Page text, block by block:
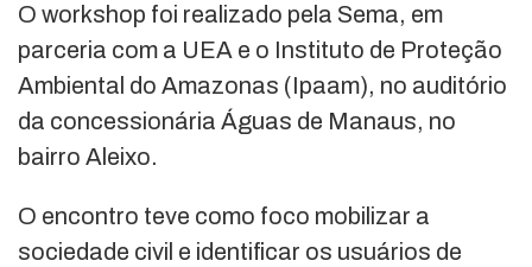
O workshop foi realizado pela Sema, em
parceria com a UEA e o Instituto de Proteção
Ambiental do Amazonas (Ipaam), no auditório
da concessionária Águas de Manaus, no
bairro Aleixo.
O encontro teve como foco mobilizar a
sociedade civil e identificar os usuários de